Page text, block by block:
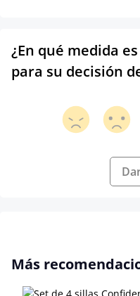
¿En qué medida
para su decisión
Omitir la galería de
Más